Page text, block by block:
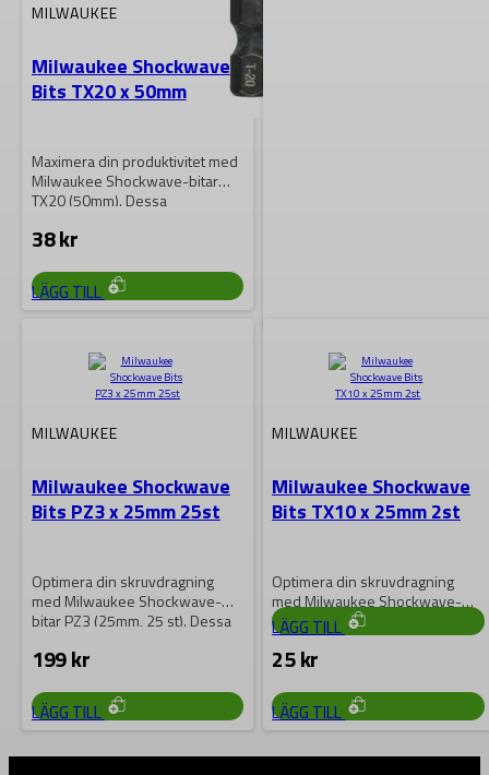
MILWAUKEE
Milwaukee Shockwave
Bits TX20 x 50mm
Maximera din produktivitet med
Milwaukee Shockwave-bitar
TX20 (50mm). Dessa
överlägsen dragkraft och…
38kr
LÄGG TILL
MILWAUKEE
Milwaukee Shockwave
Bits PH3 x 25mm 2st
Optimera ditt arbetsflöde med
Milwaukee Shockwave-bitar
25kr
LÄGG TILL
MILWAUKEE
Milwaukee Shockwave
Bits PZ3 x 25mm 25st
Optimera din skruvdragning
med Milwaukee Shockwave-
bitar PZ3 (25mm, 25 st). Dessa
överlägsen…
199kr
LÄGG TILL
MILWAUKEE
Milwaukee Shockwave
Bits TX10 x 25mm 2st
Optimera din skruvdragning
med Milwaukee Shockwave-
bitar TX10 (25mm, 2 st). Dessa
högpresterande bits
kombinerar precision…
25kr
LÄGG TILL